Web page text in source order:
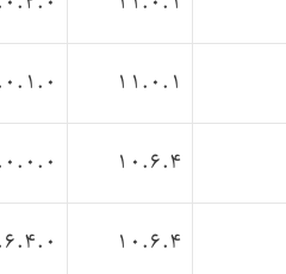
11.0.1
10.6.4
10.6.4